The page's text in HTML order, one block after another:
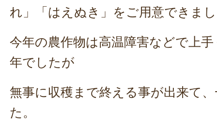
れ」「はえぬき」をご用意できま
今年の農作物は高温障害などで上
年でしたが
無事に収穫まで終える事が出来て
た。